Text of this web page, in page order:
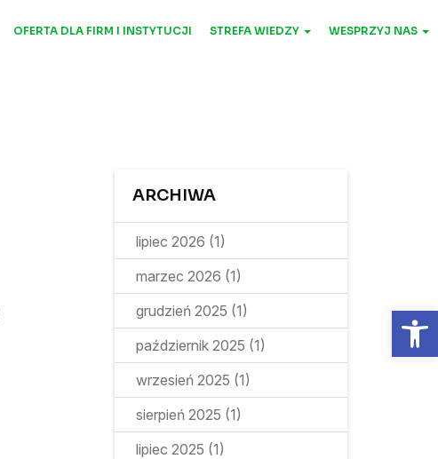
OFERTA DLA FIRM I INSTYTUCJI STREFA WIEDZY WESPRZYJ NAS
ARCHIWA
lipiec 2026 (1)
marzec 2026 (1)
grudzień 2025 (1)
październik 2025 (1)
wrzesień 2025 (1)
sierpień 2025 (1)
lipiec 2025 (1)